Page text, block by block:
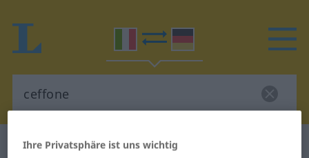
Italienisch-Deutsch Wörterbuch
Ihre Privatsphäre ist uns wichtig